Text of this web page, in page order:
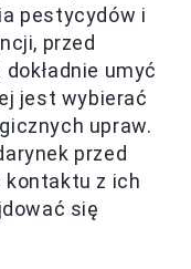
pestycydów i
przed
umyć
jest wybierać
upraw.
przed
kontaktu z ich
się